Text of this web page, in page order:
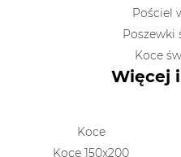
Pościel
Poszewki
Koce
Więcej
Koce
Koce 150x200